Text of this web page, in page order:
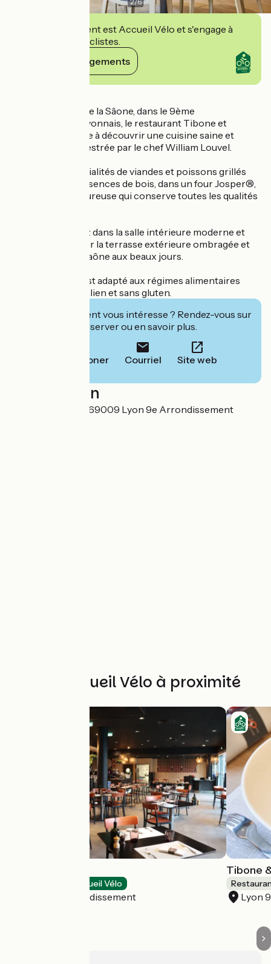
Cet établissement est Accueil Vélo et s'engage à
accueillir des cyclistes.
Voir ses engagements
Face aux berges de la Sâone, dans le 9ème
arrondissement lyonnais, le restaurant Tibone et
Dorade vous invite à découvrir une cuisine saine et
savoureuse, orchestrée par le chef William Louvel.
Savourez les spécialités de viandes et poissons grillés
aux différentes essences de bois, dans un four Josper®,
une cuisson savoureuse qui conserve toutes les qualités
Déjeunez ou dînez dans la salle intérieure moderne et
chaleureuse ou sur la terrasse extérieure ombragée et
cosy avec vue la Saône aux beaux jours.
L'établissement est adapté aux régimes alimentaires
végétarien, végétalien et sans gluten.
Cet établissement vous intéresse ? Rendez-vous sur
leur site pour réserver ou en savoir plus.
Téléphoner Courriel Site web
Localisation
2 rue des Mûriers 69009 Lyon 9e Arrondissement
Autres Accueil Vélo à proximité
Accueil Vélo
Lyon 9e Arrondissement
Tibone
Lyon